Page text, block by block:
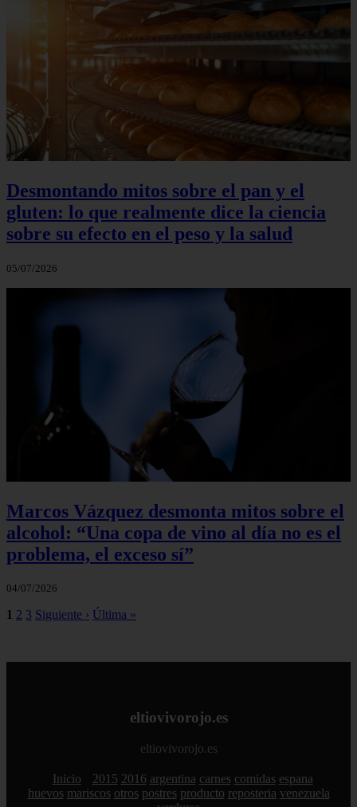
Desmontando mitos sobre el pan y el
gluten: lo que realmente dice la ciencia
sobre su efecto en el peso y la salud
05/07/2026
Marcos Vázquez desmonta mitos sobre el
alcohol: “Una copa de vino al día no es el
problema, el exceso sí”
04/07/2026
1 2 3 Siguiente › Última »
eltiovivorojo.es
eltiovivorojo.es
Inicio 2015 2016 argentina carnes comidas espana
huevos mariscos otros postres producto reposteria venezuela